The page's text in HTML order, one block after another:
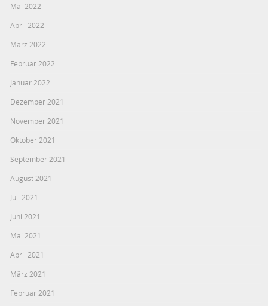
Mai 2022
April 2022
März 2022
Februar 2022
Januar 2022
Dezember 2021
November 2021
Oktober 2021
September 2021
August 2021
Juli 2021
Juni 2021
Mai 2021
April 2021
März 2021
Februar 2021